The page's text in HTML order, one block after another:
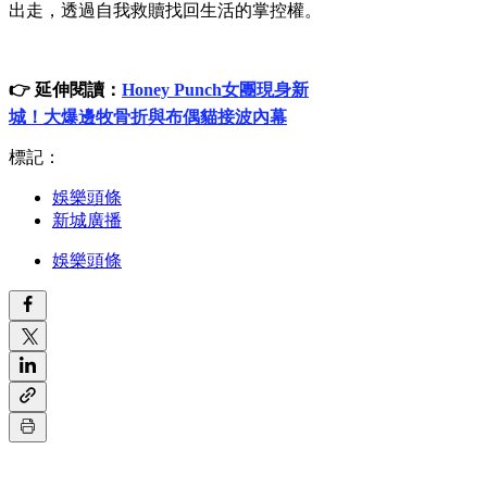
出走，透過自我救贖找回生活的掌控權。
👉 延伸閱讀： Honey Punch女團現身新
城！大爆邊牧骨折與布偶貓接波內幕
標記：
娛樂頭條
新城廣播
娛樂頭條